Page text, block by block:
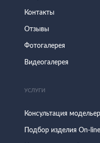
Контакты
Отзывы
Фотогалерея
Видеогалерея
УСЛУГИ
Консультация
Подбор изделия On-line